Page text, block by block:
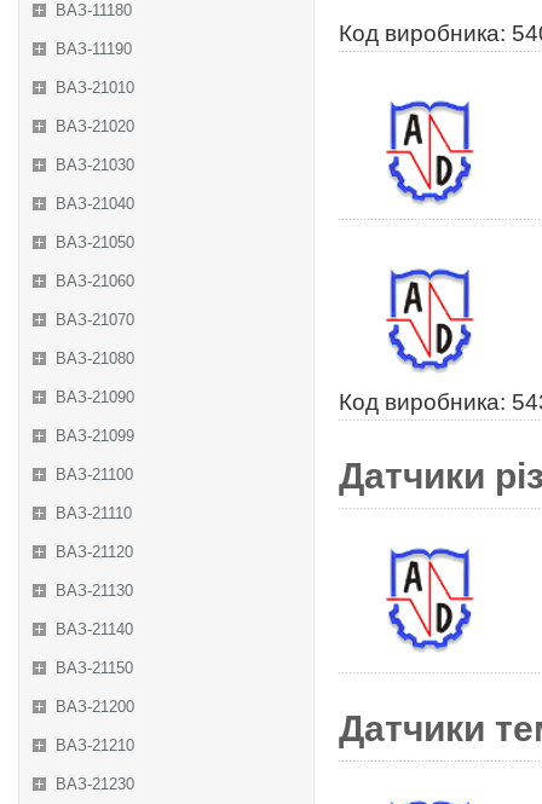
ВАЗ-11180
ВАЗ-11190
ВАЗ-21010
ВАЗ-21020
ВАЗ-21030
ВАЗ-21040
ВАЗ-21050
ВАЗ-21060
ВАЗ-21070
ВАЗ-21080
ВАЗ-21090
ВАЗ-21099
ВАЗ-21100
ВАЗ-21110
ВАЗ-21120
ВАЗ-21130
ВАЗ-21140
ВАЗ-21150
ВАЗ-21200
ВАЗ-21210
ВАЗ-21230
Код виробника:
Код виробника:
Датчики
Датчики